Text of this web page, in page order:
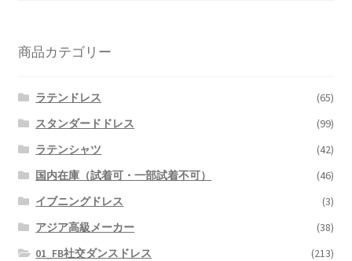
商品カテゴリー
ラテンドレス
(65)
スタンダードドレス
(99)
ラテンシャツ
(42)
国内在庫（試着可・一部試着不可）
(46)
イブニングドレス
(3)
アジア高級メーカー
(38)
01_FB社交ダンスドレス
(213)